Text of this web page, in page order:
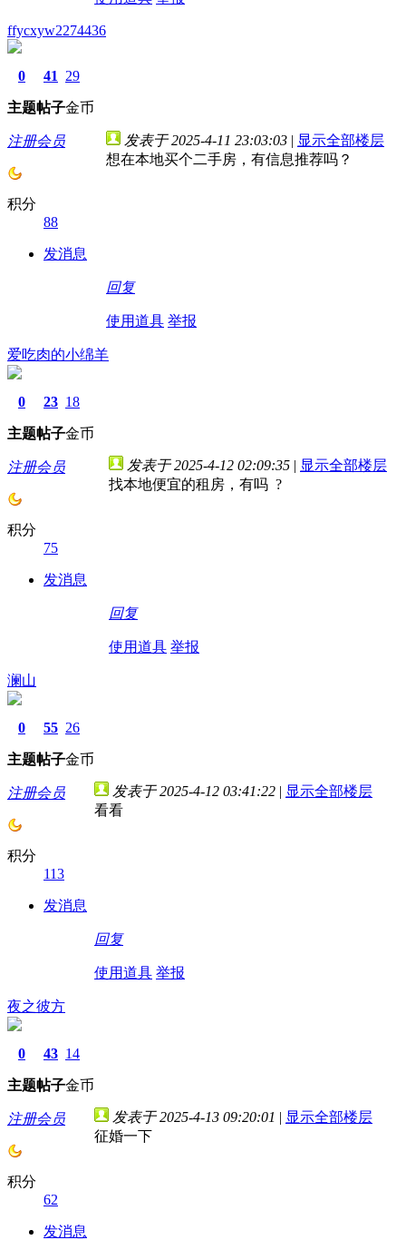
ffycxyw2274436
0
主题
41
帖子
29
金币
注册会员
积分
88
发消息
发表于 2025-4-11 23:03:03 | 显示全部楼层
想在本地买个二手房，有信息推荐吗？
回复
使用道具 举报
爱吃肉的小绵羊
0
主题
23
帖子
18
金币
注册会员
积分
75
发消息
发表于 2025-4-12 02:09:35 | 显示全部楼层
找本地便宜的租房，有吗 ?
回复
使用道具 举报
澜山
0
主题
55
帖子
26
金币
注册会员
积分
113
发消息
发表于 2025-4-12 03:41:22 | 显示全部楼层
看看
回复
使用道具 举报
夜之彼方
0
主题
43
帖子
14
金币
注册会员
积分
62
发消息
发表于 2025-4-13 09:20:01 | 显示全部楼层
征婚一下